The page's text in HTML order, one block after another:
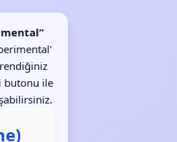
butonu ile